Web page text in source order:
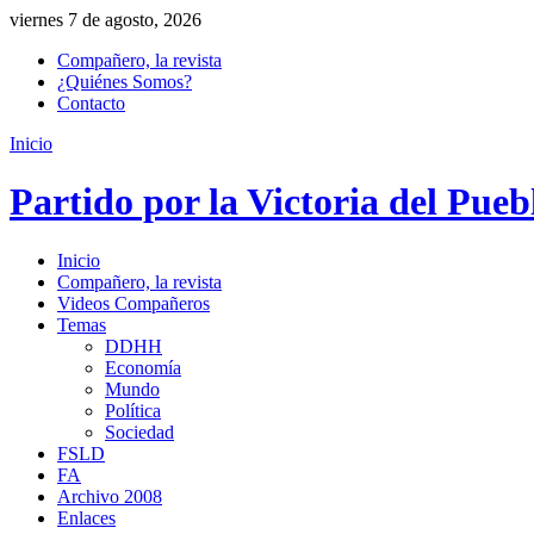
viernes 7 de agosto, 2026
Compañero, la revista
¿Quiénes Somos?
Contacto
Inicio
Partido por la Victoria del
Inicio
Compañero, la revista
Videos Compañeros
Temas
DDHH
Economía
Mundo
Política
Sociedad
FSLD
FA
Archivo 2008
Enlaces